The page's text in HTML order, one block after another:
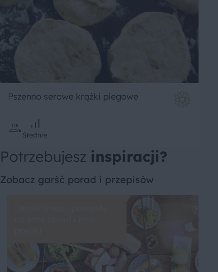
Pszenno serowe krążki piegowe
Średnie
Potrzebujesz inspiracji?
Zobacz garść porad i przepisów